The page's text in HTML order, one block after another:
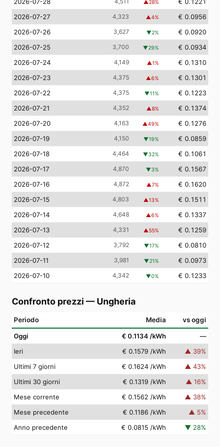
▲28%
2026-07-27
4,323 ▲4%
€ 0.0956
2026-07-26
3,627 ▼2%
€ 0.0920
2026-07-25
3,700 ▼29%
€ 0.0934
2026-07-24
4,149 ▲1%
€ 0.1310
2026-07-23
4,375 ▲6%
€ 0.1301
2026-07-22
4,375 ▼11%
€ 0.1223
2026-07-21
4,352 ▲8%
€ 0.1374
2026-07-20
4,163 ▲49%
€ 0.1276
2026-07-19
4,150 ▼19%
€ 0.0859
2026-07-18
4,464 ▼32%
€ 0.1061
2026-07-17
4,870 ▼3%
€ 0.1567
2026-07-16
4,872 ▲7%
€ 0.1620
2026-07-15
4,803 ▲13%
€ 0.1511
2026-07-14
4,648 ▲6%
€ 0.1337
2026-07-13
4,331 ▲55%
€ 0.1259
2026-07-12
3,792 ▼17%
€ 0.0810
2026-07-11
3,981 ▼21%
€ 0.0973
2026-07-10
4,342 ▼0% € 0.1233
Confronto prezzi — Ungheria
Periodo Media vs oggi
Oggi € 0.1134 /kWh
—
Ieri
€ 0.1579 /kWh ▲ 39%
Ultimi 7 giorni
€ 0.1624 /kWh ▲ 43%
Ultimi 30 giorni
€ 0.1319 /kWh ▲ 16%
Mese corrente
€ 0.1562 /kWh ▲ 38%
Mese precedente
€ 0.1186 /kWh ▲ 5%
Anno precedente
€ 0.0815 /kWh ▼ 28%